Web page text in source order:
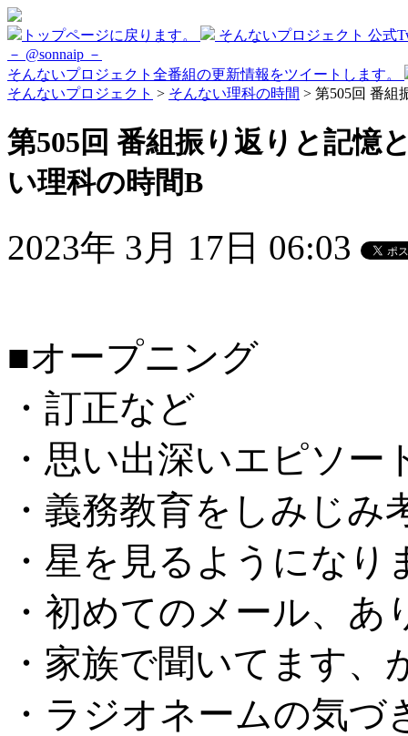
トップページに戻ります。
そんないプロジェクト 公式
－ @sonnaip －
そんないプロジェクト全番組の更新情報をツイートします。
そんないプロジェクト > そんない理科の時間 > 第505回 番組
第505回 番組振り返りと記憶
い理科の時間B
2023年 3月 17日 06:03
■オープニング
・訂正など
・思い出深いエピソー
・義務教育をしみじみ
・星を見るようになり
・初めてのメール、あ
・家族で聞いてます、
・ラジオネームの気づ